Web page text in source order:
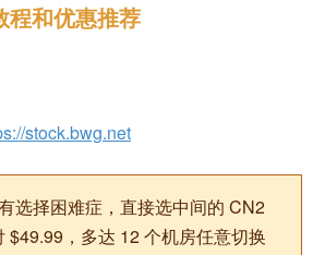
程和优惠推荐
stock.bwg.net
选择困难症，直接选中间的 CN2
$49.99，多达 12 个机房任意切换